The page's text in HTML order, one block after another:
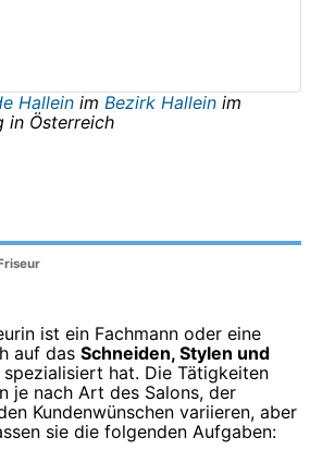
Hallein im Bezirk Hallein im
in Österreich
ist ein Fachmann oder eine
auf das Schneiden, Stylen und
spezialisiert hat. Die Tätigkeiten
je nach Art des Salons, der
Kundenwünschen variieren, aber
sie die folgenden Aufgaben: